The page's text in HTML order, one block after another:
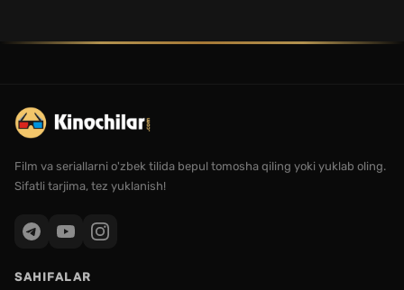
Film va seriallarni o'zbek tilida bepul tomosha qiling yoki yuklab oling.
Sifatli tarjima, tez yuklanish!
SAHIFALAR